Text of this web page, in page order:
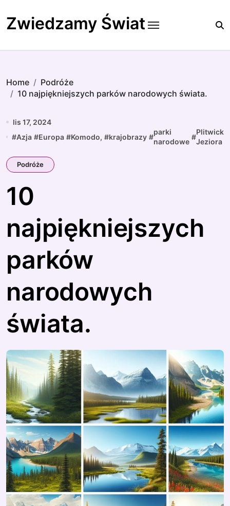
to
content
Zwiedzamy Świat
Home
Podróże
10 najpiękniejszych parków narodowych świata.
lis 17, 2024
#Azja #Europa #Komodo, #krajobrazy #
parki
narodowe
#
Plitwickie
Jeziora
Podróże
10
najpiękniejszych
parków
narodowych
świata.